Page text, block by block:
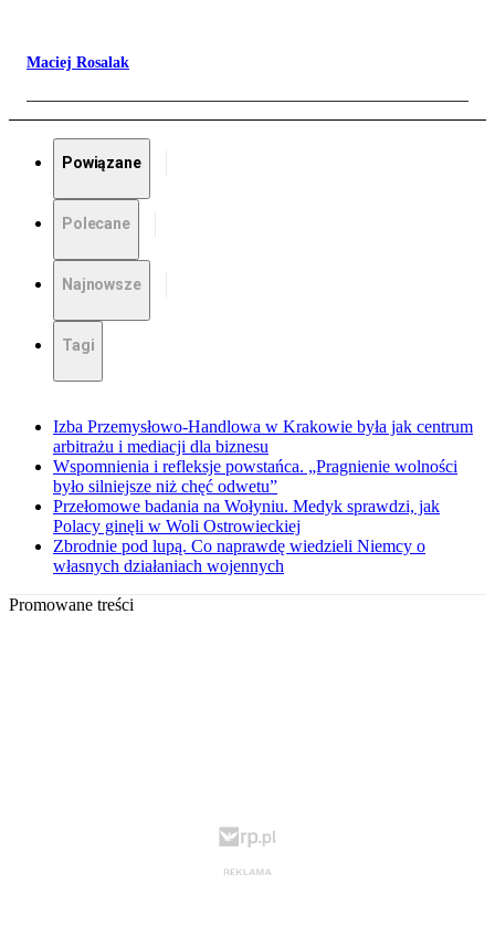
Maciej Rosalak
Powiązane
Polecane
Najnowsze
Tagi
Izba Przemysłowo-Handlowa w Krakowie była jak centrum
arbitrażu i mediacji dla biznesu
Wspomnienia i refleksje powstańca. „Pragnienie wolności
było silniejsze niż chęć odwetu”
Przełomowe badania na Wołyniu. Medyk sprawdzi, jak
Polacy ginęli w Woli Ostrowieckiej
Zbrodnie pod lupą. Co naprawdę wiedzieli Niemcy o
własnych działaniach wojennych
Promowane treści